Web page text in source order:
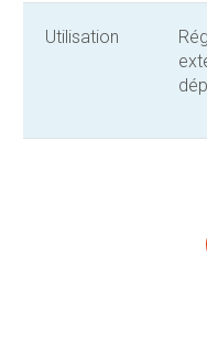
Utilisation